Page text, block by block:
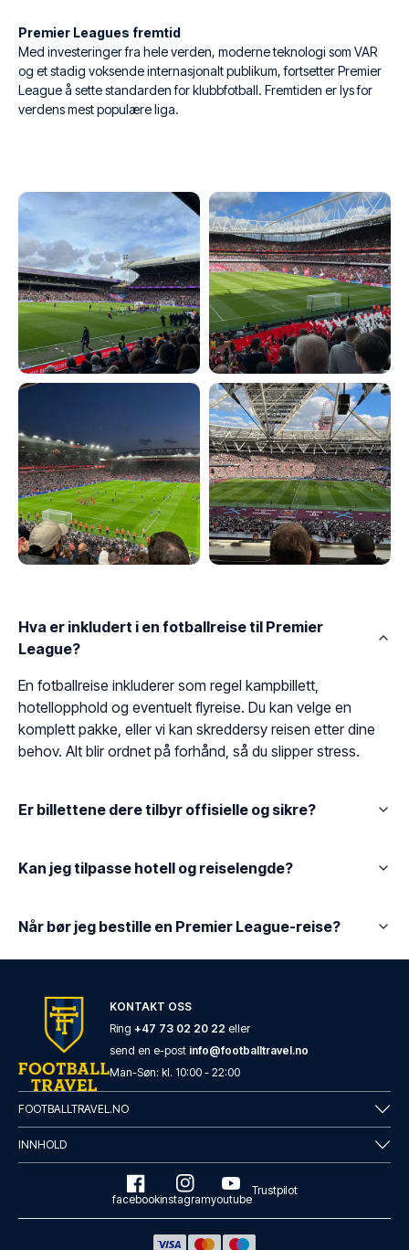
Premier Leagues fremtid
Med investeringer fra hele verden, moderne teknologi som VAR
og et stadig voksende internasjonalt publikum, fortsetter Premier
League å sette standarden for klubbfotball. Fremtiden er lys for
verdens mest populære liga.
Hva er inkludert i en fotballreise til Premier
League?
En fotballreise inkluderer som regel kampbillett,
hotellopphold og eventuelt flyreise. Du kan velge en
komplett pakke, eller vi kan skreddersy reisen etter dine
behov. Alt blir ordnet på forhånd, så du slipper stress.
Er billettene dere tilbyr offisielle og sikre?
Kan jeg tilpasse hotell og reiselengde?
Når bør jeg bestille en Premier League-reise?
KONTAKT OSS
Ring +47 73 02 20 22 eller
send en e-post info@footballtravel.no
Man-Søn: kl. 10:00 - 22:00
FOOTBALLTRAVEL.NO
INNHOLD
facebookinstagramyoutube
Trustpilot